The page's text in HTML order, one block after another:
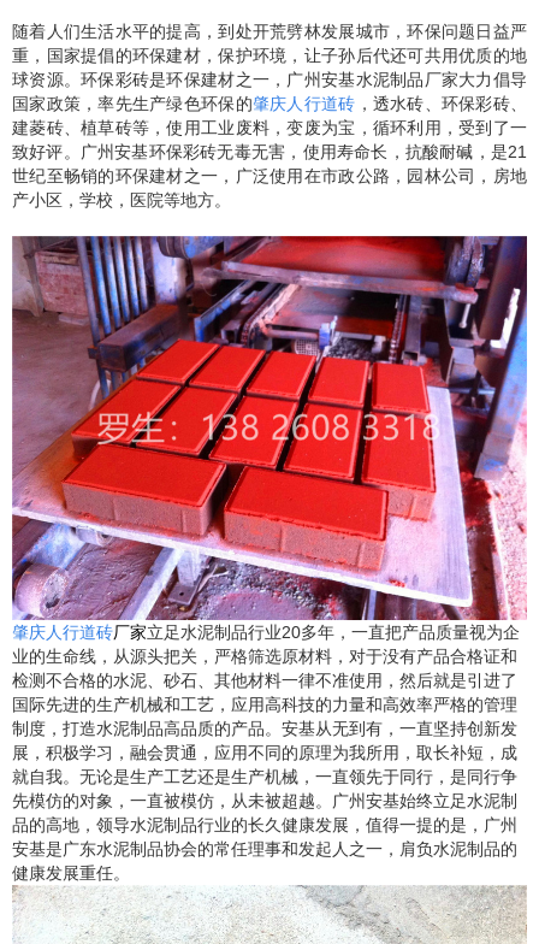
随着人们生活水平的提高，到处开荒劈林发展城市，环保问题日益严
重，国家提倡的环保建材，保护环境，让子孙后代还可共用优质的地
球资源。环保彩砖是环保建材之一，广州安基水泥制品厂家大力倡导
国家政策，率先生产绿色环保的肇庆人行道砖 ，透水砖、环保彩砖、
建菱砖、植草砖等，使用工业废料，变废为宝，循环利用，受到了一
致好评。广州安基环保彩砖无毒无害，使用寿命长，抗酸耐碱，是21
世纪至畅销的环保建材之一，广泛使用在市政公路，园林公司，房地
产小区，学校，医院等地方。
肇庆人行道砖厂家立足水泥制品行业20多年，一直把产品质量视为企
业的生命线，从源头把关，严格筛选原材料，对于没有产品合格证和
检测不合格的水泥、砂石、其他材料一律不准使用，然后就是引进了
国际先进的生产机械和工艺，应用高科技的力量和高效率严格的管理
制度，打造水泥制品高品质的产品。安基从无到有，一直坚持创新发
展，积极学习，融会贯通，应用不同的原理为我所用，取长补短，成
就自我。无论是生产工艺还是生产机械，一直领先于同行，是同行争
先模仿的对象，一直被模仿，从未被超越。广州安基始终立足水泥制
品的高地，领导水泥制品行业的长久健康发展，值得一提的是，广州
安基是广东水泥制品协会的常任理事和发起人之一，肩负水泥制品的
健康发展重任。